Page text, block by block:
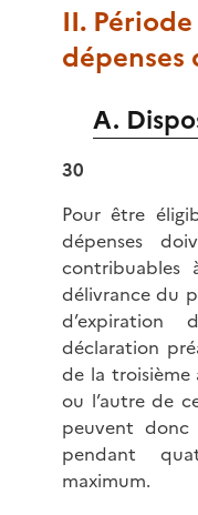
II.
dépenses
A.
30
Pour être
dépenses
délivrance du
déclaration
de la troisième
ou l’autre de
peuvent donc
pendant
maximum.